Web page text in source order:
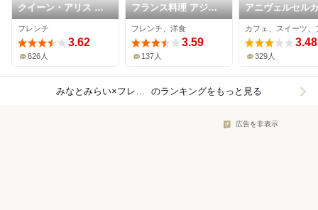
クイーン・アリス 横
浜店
フレンチ
3.62
626人
フランス料理 アジュ
ール(ヨコハマ グラン
ド インターコンチネ
ンタル ホテル)
フレンチ、洋食
3.59
137人
アニヴェルセル
みなとみらい横浜
3.48
329人
みなとみらい×フレンチ のランキングをもっと見る
広告を非表示